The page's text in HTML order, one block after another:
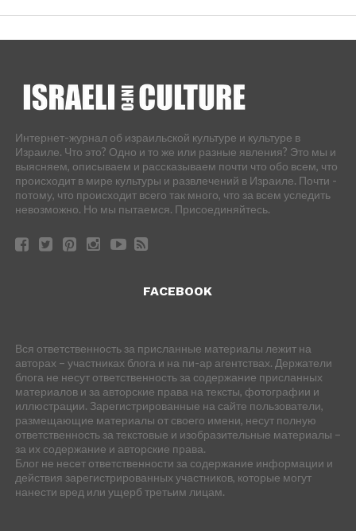
Интернет-журнал об израильской культуре и культуре в
Израиле. Что это? Одно и то же или разные явления? Это мы и
выясняем, описываем и рассказываем почти что обо всем, что
происходит в мире культуры и развлечений в Израиле. Почти -
потому, что происходит всего так много, что за всем уследить
невозможно. Но мы пытаемся. Присоединяйтесь.
FACEBOOK
Вся ответственность за присланные материалы лежит на
авторах – участниках блога и на пи-ар агентствах. Держатели
блога не несут ответственность за содержание присланных
материалов и за авторские права на тексты, фотографии и
иллюстрации. Зарегистрированные на сайте пользователи,
размещающие материалы от своего имени, несут полную
ответственность за текстовые и изобразительные материалы –
за их содержание и авторские права.
Блог не несет ответственности за содержание информации и
действия зарегистрированных участников, которые могут
нанести вред или ущерб третьим лицам.